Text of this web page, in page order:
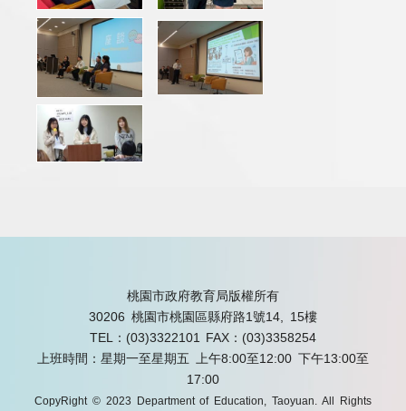
桃園市政府教育局版權所有
30206 桃園市桃園區縣府路1號14, 15樓
TEL：(03)3322101
FAX：(03)3358254
上班時間：星期一至星期五 上午8:00至12:00 下午13:00至
17:00
CopyRight © 2023 Department of Education, Taoyuan. All Rights